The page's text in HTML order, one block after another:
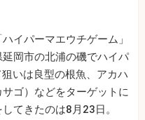
イパーマエウチゲーム」
岡市の北浦の磯でハイパ
いは良型の根魚、アカハ
ゴ）などをターゲットに
てきたのは8月23日。